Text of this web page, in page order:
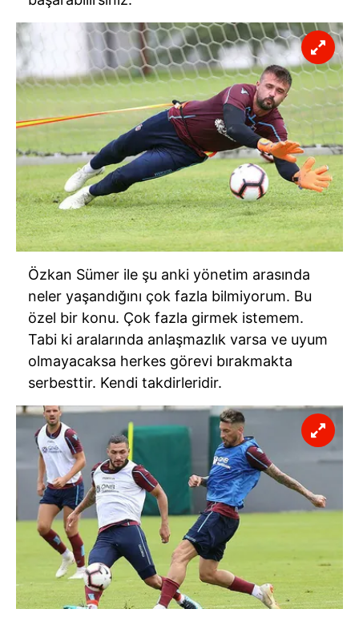
Özkan Sümer ile şu anki yönetim arasında
neler yaşandığını çok fazla bilmiyorum. Bu
özel bir konu. Çok fazla girmek istemem.
Tabi ki aralarında anlaşmazlık varsa ve uyum
olmayacaksa herkes görevi bırakmakta
serbesttir. Kendi takdirleridir.